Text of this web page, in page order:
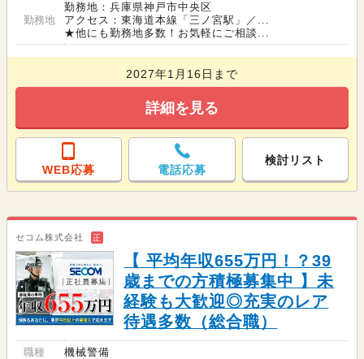
勤務地
勤務地：兵庫県神戸市中央区
アクセス：東海道本線「三ノ宮駅」／...
★他にも勤務地多数！お気軽にご相談...
2027年1月16日まで
詳細を見る
WEB応募 電話応募
検討リスト
セコム株式会社 正
【 平均年収655万円！？39
歳までの方積極募集中 】未
経験も大歓迎◎充実のレア
待遇多数（総合職）
職種 機械警備